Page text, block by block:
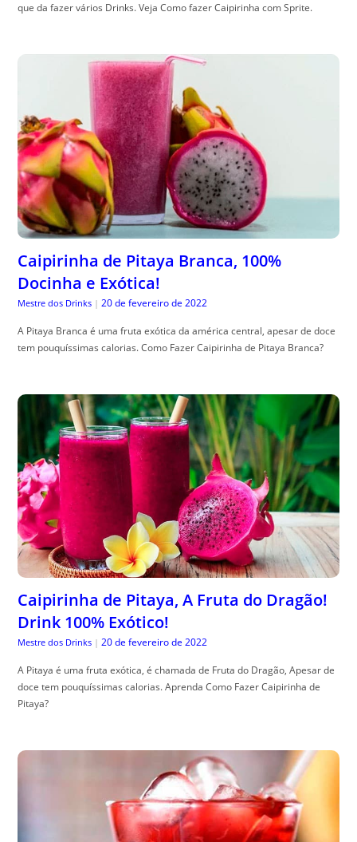
que da fazer vários Drinks. Veja Como fazer Caipirinha com Sprite.
Caipirinha de Pitaya Branca, 100%
Docinha e Exótica!
Mestre dos Drinks | 20 de fevereiro de 2022
A Pitaya Branca é uma fruta exótica da américa central, apesar de doce
tem pouquíssimas calorias. Como Fazer Caipirinha de Pitaya Branca?
Caipirinha de Pitaya, A Fruta do Dragão!
Drink 100% Exótico!
Mestre dos Drinks | 20 de fevereiro de 2022
A Pitaya é uma fruta exótica, é chamada de Fruta do Dragão, Apesar de
doce tem pouquíssimas calorias. Aprenda Como Fazer Caipirinha de
Pitaya?